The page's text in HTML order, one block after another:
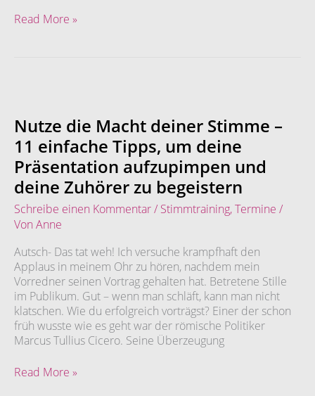
Read More »
Nutze die Macht deiner Stimme –
11 einfache Tipps, um deine
Präsentation aufzupimpen und
deine Zuhörer zu begeistern
Schreibe einen Kommentar/ Stimmtraining,Termine /
Von Anne
Autsch- Das tat weh! Ich versuche krampfhaft den
Applaus in meinem Ohr zu hören, nachdem mein
Vorredner seinen Vortrag gehalten hat. Betretene Stille
im Publikum. Gut – wenn man schläft, kann man nicht
klatschen. Wie du erfolgreich vorträgst? Einer der schon
früh wusste wie es geht war der römische Politiker
Marcus Tullius Cicero. Seine Überzeugung
Macht
deiner
Stimme
–
11
einfache
Tipps,
um
Präsentation
aufzupimpen
und
deine
Zuhörer
zu
begeistern
Read More »